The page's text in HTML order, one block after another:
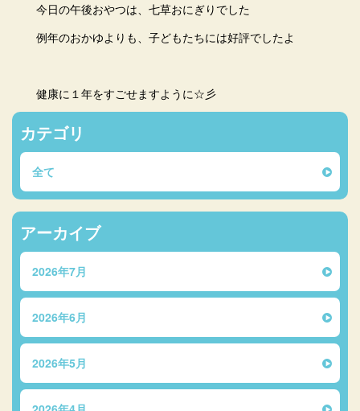
今日の午後おやつは、七草おにぎりでした
例年のおかゆよりも、子どもたちには好評でしたよ
健康に１年をすごせますように☆彡
カテゴリ
全て
アーカイブ
2026年7月
2026年6月
2026年5月